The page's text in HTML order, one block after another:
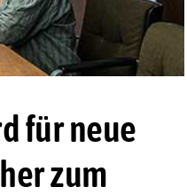
für neue
zum